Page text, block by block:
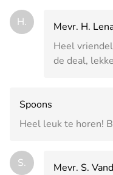
H.
Mevr. H.
Heel
de deal,
Spoons
Heel leuk te horen!
S.
Mevr. S.